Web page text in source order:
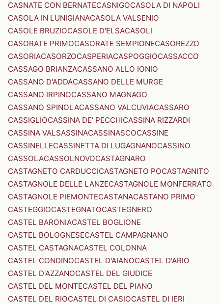
CASNATE CON BERNATECASNIGOCASOLA DI NAPOLI
CASOLA IN LUNIGIANACASOLA VALSENIO
CASOLE BRUZIOCASOLE D'ELSACASOLI
CASORATE PRIMOCASORATE SEMPIONECASOREZZO
CASORIACASORZOCASPERIACASPOGGIOCASSACCO
CASSAGO BRIANZACASSANO ALLO IONIO
CASSANO D'ADDACASSANO DELLE MURGE
CASSANO IRPINOCASSANO MAGNAGO
CASSANO SPINOLACASSANO VALCUVIACASSARO
CASSIGLIOCASSINA DE' PECCHICASSINA RIZZARDI
CASSINA VALSASSINACASSINASCOCASSINE
CASSINELLECASSINETTA DI LUGAGNANOCASSINO
CASSOLACASSOLNOVOCASTAGNARO
CASTAGNETO CARDUCCICASTAGNETO POCASTAGNITO
CASTAGNOLE DELLE LANZECASTAGNOLE MONFERRATO
CASTAGNOLE PIEMONTECASTANACASTANO PRIMO
CASTEGGIOCASTEGNATOCASTEGNERO
CASTEL BARONIACASTEL BOGLIONE
CASTEL BOLOGNESECASTEL CAMPAGNANO
CASTEL CASTAGNACASTEL COLONNA
CASTEL CONDINOCASTEL D'AIANOCASTEL D'ARIO
CASTEL D'AZZANOCASTEL DEL GIUDICE
CASTEL DEL MONTECASTEL DEL PIANO
CASTEL DEL RIOCASTEL DI CASIOCASTEL DI IERI